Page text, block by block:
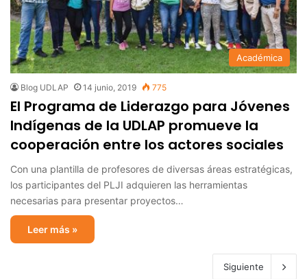
Académica
Blog UDLAP 14 junio, 2019 775
El Programa de Liderazgo para Jóvenes
Indígenas de la UDLAP promueve la
cooperación entre los actores sociales
Con una plantilla de profesores de diversas áreas estratégicas,
los participantes del PLJI adquieren las herramientas
necesarias para presentar proyectos…
Leer más »
Siguiente